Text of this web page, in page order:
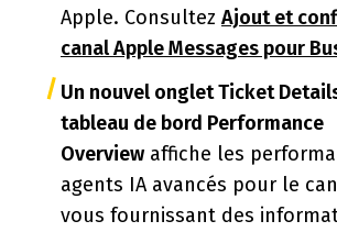
Apple. Consultez Ajout et
canal Apple Messages pour
Un nouvel onglet Ticket
tableau de bord Performance
Overview affiche les
agents IA avancés pour le
vous fournissant des